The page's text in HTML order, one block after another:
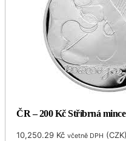
ČR – 200 Kč Stříbrná
10,250.29 Kč včetně DPH (CZK)